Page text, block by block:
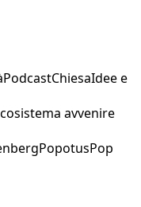
PodcastChiesaIdee e
avvenire
PopotusPop